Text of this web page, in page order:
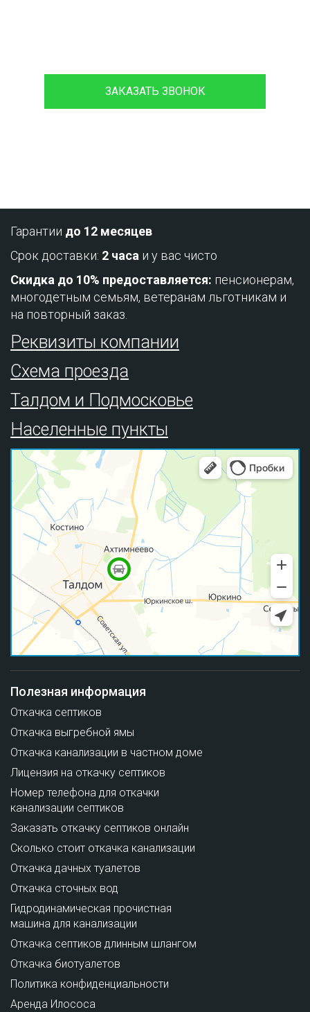
ЗАКАЗАТЬ ЗВОНОК
Гарантии до 12 месяцев
Срок доставки: 2 часа и у вас чисто
Скидка до 10% предоставляется: пенсионерам,
многодетным семьям, ветеранам льготникам и
на повторный заказ.
Реквизиты компании
Схема проезда
Талдом и Подмосковье
Населенные пункты
Полезная информация
Откачка септиков
Откачка выгребной ямы
Откачка канализации в частном доме
Лицензия на откачку септиков
Номер телефона для откачки
канализации септиков
Заказать откачку септиков онлайн
Сколько стоит откачка канализации
Откачка дачных туалетов
Откачка сточных вод
Гидродинамическая прочистная
машина для канализации
Откачка септиков длинным шлангом
Откачка биотуалетов
Политика конфиденциальности
Аренда Илососа